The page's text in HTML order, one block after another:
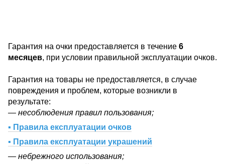
Гарантия на очки предоставляется в течение 6
месяцев, при условии правильной эксплуатации очков.
Гарантия на товары не предоставляется, в случае
повреждения и проблем, которые возникли в
результате:
— несоблюдения правил пользования;
▪ Правила експлуатации очков
▪ Правила експлуатации украшений
— небрежного использования;